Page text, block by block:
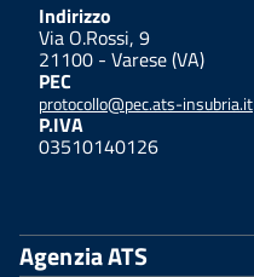
Indirizzo
Via O.Rossi, 9
21100 - Varese (VA)
PEC
protocollo@pec.ats-insubria.it
P.IVA
03510140126
Agenzia ATS